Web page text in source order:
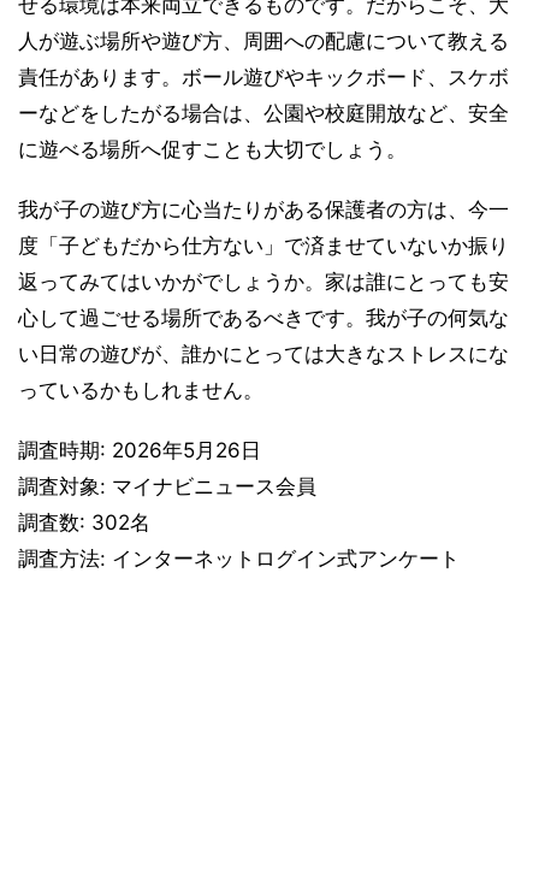
人が遊ぶ場所や遊び方、周囲への配慮について教える
責任があります。ボール遊びやキックボード、スケボ
ーなどをしたがる場合は、公園や校庭開放など、安全
に遊べる場所へ促すことも大切でしょう。
我が子の遊び方に心当たりがある保護者の方は、今一
度「子どもだから仕方ない」で済ませていないか振り
返ってみてはいかがでしょうか。家は誰にとっても安
心して過ごせる場所であるべきです。我が子の何気な
い日常の遊びが、誰かにとっては大きなストレスにな
っているかもしれません。
調査時期: 2026年5月26日
調査対象: マイナビニュース会員
調査数: 302名
調査方法: インターネットログイン式アンケート